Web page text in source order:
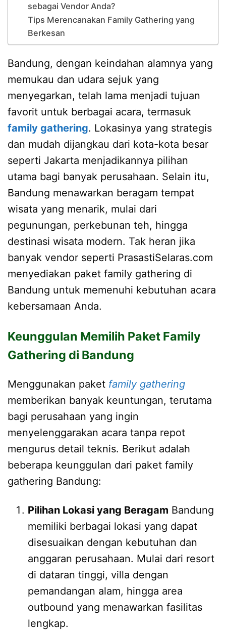
sebagai Vendor Anda?
Tips Merencanakan Family Gathering yang
Berkesan
Bandung, dengan keindahan alamnya yang
memukau dan udara sejuk yang
menyegarkan, telah lama menjadi tujuan
favorit untuk berbagai acara, termasuk
family gathering. Lokasinya yang strategis
dan mudah dijangkau dari kota-kota besar
seperti Jakarta menjadikannya pilihan
utama bagi banyak perusahaan. Selain itu,
Bandung menawarkan beragam tempat
wisata yang menarik, mulai dari
pegunungan, perkebunan teh, hingga
destinasi wisata modern. Tak heran jika
banyak vendor seperti PrasastiSelaras.com
menyediakan paket family gathering di
Bandung untuk memenuhi kebutuhan acara
kebersamaan Anda.
Keunggulan Memilih Paket Family
Gathering di Bandung
Menggunakan paket family gathering
memberikan banyak keuntungan, terutama
bagi perusahaan yang ingin
menyelenggarakan acara tanpa repot
mengurus detail teknis. Berikut adalah
beberapa keunggulan dari paket family
gathering Bandung:
Pilihan Lokasi yang Beragam Bandung
memiliki berbagai lokasi yang dapat
disesuaikan dengan kebutuhan dan
anggaran perusahaan. Mulai dari resort
di dataran tinggi, villa dengan
pemandangan alam, hingga area
outbound yang menawarkan fasilitas
lengkap.